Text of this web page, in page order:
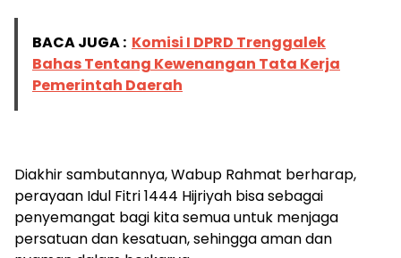
BACA JUGA : Komisi I DPRD Trenggalek
Bahas Tentang Kewenangan Tata Kerja
Pemerintah Daerah
Diakhir sambutannya, Wabup Rahmat berharap,
perayaan Idul Fitri 1444 Hijriyah bisa sebagai
penyemangat bagi kita semua untuk menjaga
persatuan dan kesatuan, sehingga aman dan